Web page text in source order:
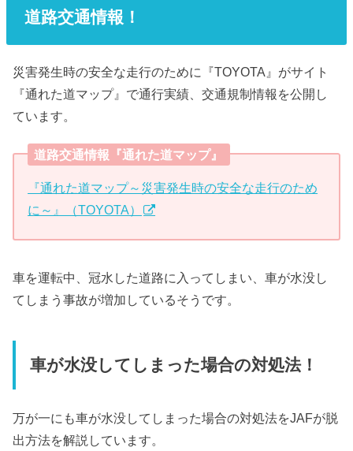
道路交通情報！
災害発生時の安全な走行のために『TOYOTA』がサイト
『通れた道マップ』で通行実績、交通規制情報を公開し
ています。
道路交通情報『通れた道マップ』
『通れた道マップ～災害発生時の安全な走行のため
に～』（TOYOTA）
車を運転中、冠水した道路に入ってしまい、車が水没し
てしまう事故が増加しているそうです。
車が水没してしまった場合の対処法！
万が一にも車が水没してしまった場合の対処法をJAFが脱
出方法を解説しています。